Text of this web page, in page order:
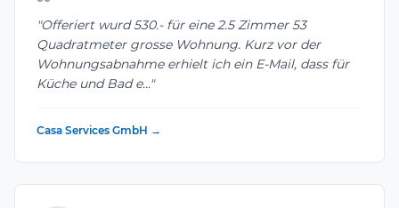
"Offeriert wurd 530.- für eine 2.5 Zimmer 53
Quadratmeter grosse Wohnung. Kurz vor der
Wohnungsabnahme erhielt ich ein E-Mail, dass für
Küche und Bad e..."
Casa Services GmbH →